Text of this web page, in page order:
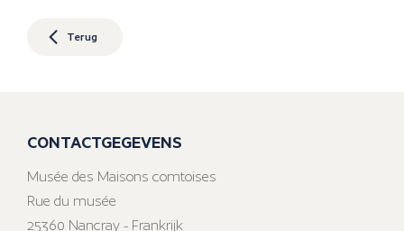
Terug
CONTACTGEGEVENS
Musée des Maisons comtoises
Rue du musée
25360 Nancray - Frankrijk